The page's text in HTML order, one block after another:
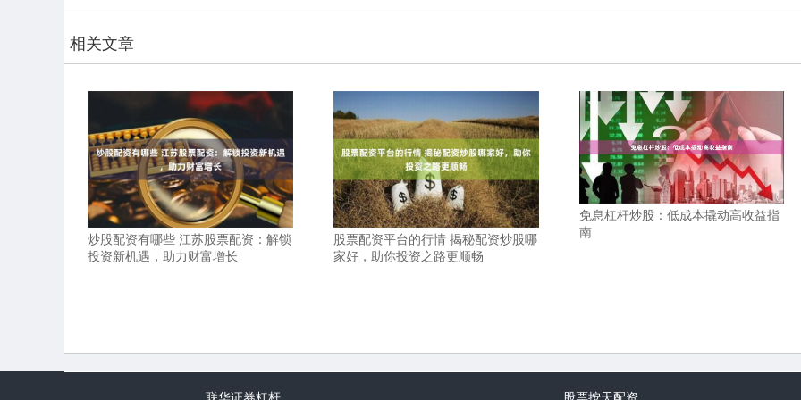
相关文章
炒股配资有哪些 江苏股票配资：解锁
投资新机遇，助力财富增长
股票配资平台的行情 揭秘配资炒股哪
家好，助你投资之路更顺畅
免息杠杆炒股：低成本撬动高收益指
南